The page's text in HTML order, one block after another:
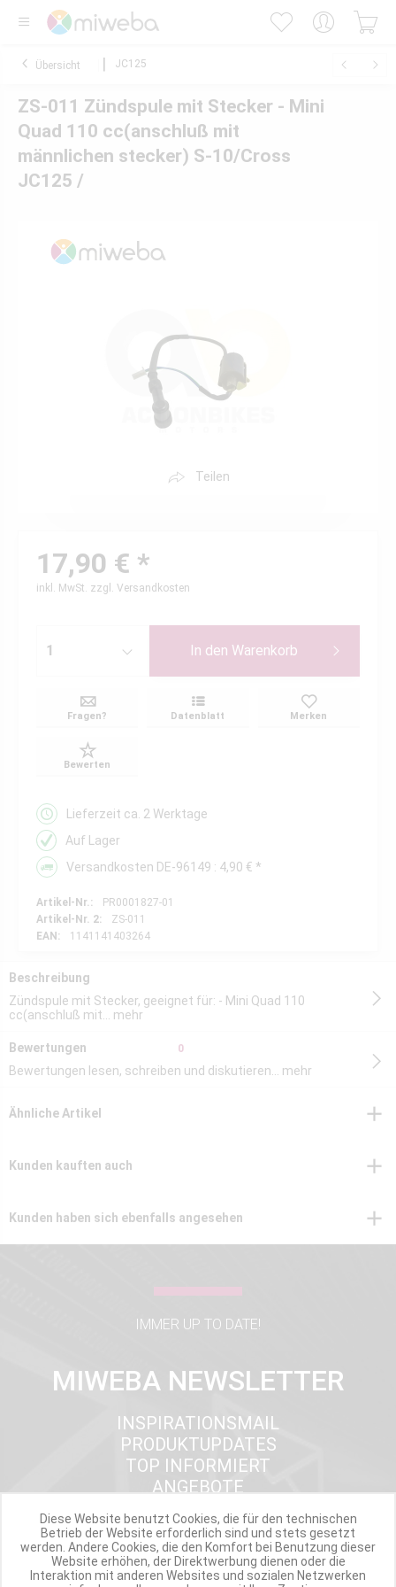
Übersicht JC125
ZS-011 Zündspule mit Stecker - Mini
Quad 110 cc(anschluß mit
männlichen stecker) S-10/Cross
JC125 /
Teilen
17,90 € *
inkl. MwSt. zzgl. Versandkosten
In den Warenkorb
Fragen? Datenblatt Merken
Bewerten
Lieferzeit ca. 2 Werktage
Auf Lager
Versandkosten DE-96149 : 4,90 € *
Artikel-Nr.:
PR0001827-01
Artikel-Nr. 2:
ZS-011
EAN:
1141141403264
Beschreibung
Zündspule mit Stecker, geeignet für: - Mini Quad 110
cc(anschluß mit...
mehr
Bewertungen 0
Bewertungen lesen, schreiben und diskutieren... mehr
Ähnliche Artikel
Kunden kauften auch
Kunden haben sich ebenfalls angesehen
IMMER UP TO DATE!
MIWEBA NEWSLETTER
INSPIRATIONSMAIL
PRODUKTUPDATES
TOP INFORMIERT
ANGEBOTE
Werde Teil der Miweba Community!
Diese Website benutzt Cookies, die für den technischen
Betrieb der Website erforderlich sind und stets gesetzt
werden. Andere Cookies, die den Komfort bei Benutzung dieser
Website erhöhen, der Direktwerbung dienen oder die
Interaktion mit anderen Websites und sozialen Netzwerken